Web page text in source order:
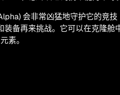
会非常凶猛地守护它的竞技
备再来挑战。它可以在克隆舱
素。